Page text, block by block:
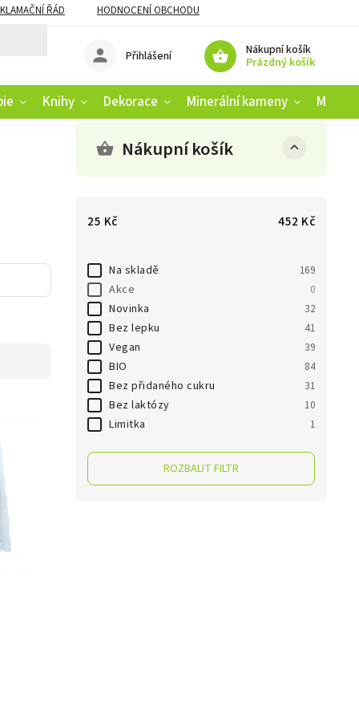
ŘÁD HODNOCENÍ OBCHODU
Nákupní košík
Prázdný košík
Přihlášení
Knihy Dekorace Minerální kameny
Nákupní košík
25 Kč 452 Kč
Na skladě 169
Akce 0
Novinka 32
Bez lepku 41
Vegan 39
BIO 84
Bez přidaného cukru 31
Bez laktózy 10
Limitka 1
ROZBALIT FILTR